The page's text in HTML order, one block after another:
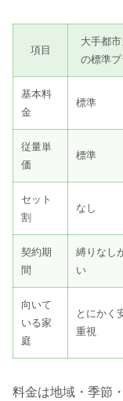
項目
大手都
の標準プ
基本料
金
標準
従量単
価
標準
セット
割
なし
契約期
間
縛りなし
い
向いて
いる家
庭
とにかく
重視
料金は地域・季節